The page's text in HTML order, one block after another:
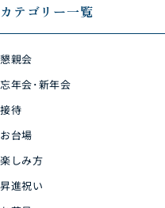
カテゴリー一覧
懇親会
忘年会･新年会
接待
お台場
楽しみ方
昇進祝い